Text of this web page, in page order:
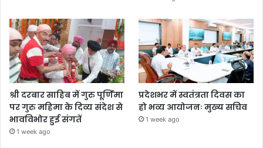
श्री दरबार साहिब में गुरु पूर्णिमा
पर गुरु महिमा के दिव्य संदेश से
भावविभोर हुई संगतें
1 week ago
प्रदेशभर में स्वतंत्रता दिवस का
हो भव्य आयोजनः मुख्य सचिव
1 week ago